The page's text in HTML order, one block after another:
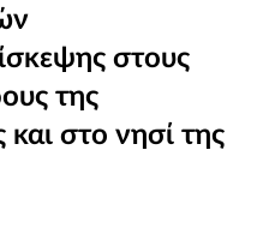
στους
της
και στο νησί της